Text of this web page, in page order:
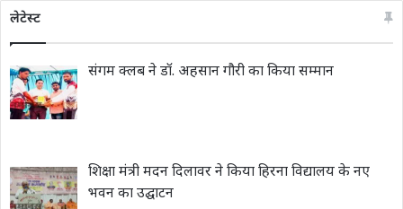
लेटेस्ट
संगम क्लब ने डॉ. अहसान गौरी का किया सम्मान
शिक्षा मंत्री मदन दिलावर ने किया हिरना विद्यालय के नए
भवन का उद्घाटन